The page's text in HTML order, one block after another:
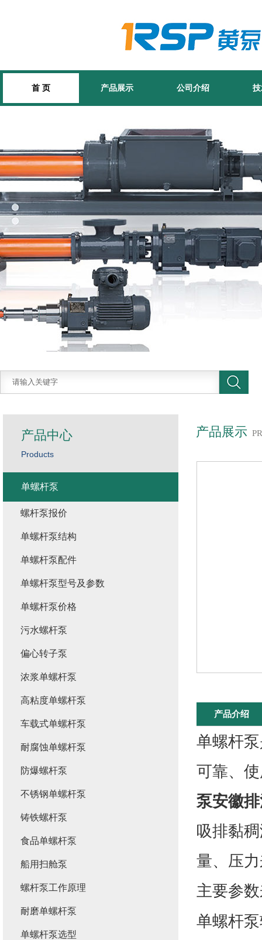
首 页 产品展示 公司介绍
产品展示
产品介绍
单螺杆
可靠、
泵安徽
吸排黏
量、压
主要参
单螺杆
产品中心
Products
单螺杆泵
螺杆泵报价
单螺杆泵结构
单螺杆泵配件
单螺杆泵型号及参数
单螺杆泵价格
污水螺杆泵
偏心转子泵
浓浆单螺杆泵
高粘度单螺杆泵
车载式单螺杆泵
耐腐蚀单螺杆泵
防爆螺杆泵
不锈钢单螺杆泵
铸铁螺杆泵
食品单螺杆泵
船用扫舱泵
螺杆泵工作原理
耐磨单螺杆泵
单螺杆泵选型